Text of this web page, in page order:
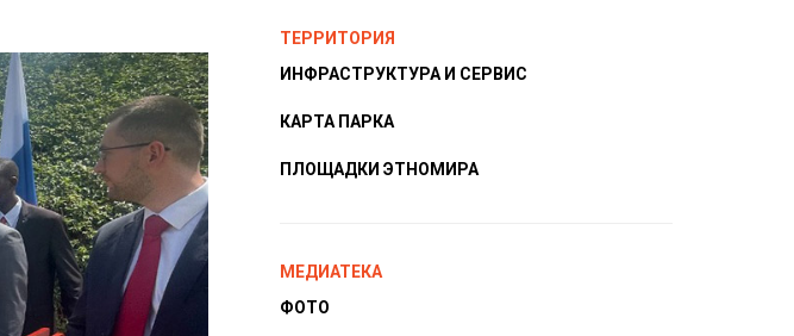
ТЕРРИТОРИЯ
ИНФРАСТРУКТУРА И СЕРВИС
КАРТА ПАРКА
ПЛОЩАДКИ ЭТНОМИРА
МЕДИАТЕКА
ФОТО